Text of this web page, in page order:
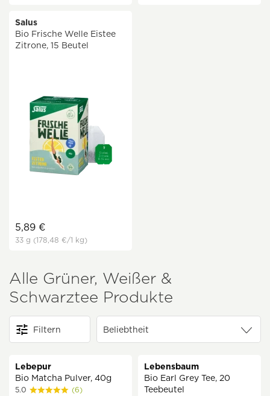
Salus
Bio Frische Welle Eistee
Zitrone, 15 Beutel
5,89 €
33 g (178,48 €/1 kg)
Alle Grüner, Weißer &
Schwarztee Produkte
Filtern
Lebepur
Bio Matcha Pulver, 40g
5.0 (6)
Lebensbaum
Bio Earl Grey Tee, 20
Teebeutel